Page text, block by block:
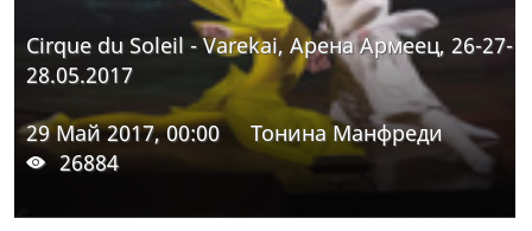
Cirque du Soleil - Varekai, Арена Армеец, 26-27-
28.05.2017
29 Май 2017, 00:00
Тонина Манфреди
26884